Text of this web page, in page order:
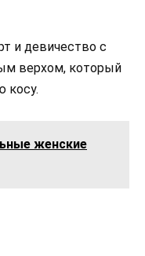
и девичество с
верхом, который
косу.
женские